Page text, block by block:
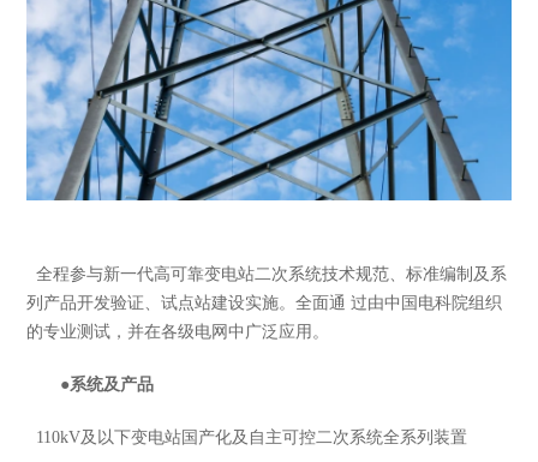
全程参与新一代高可靠变电站二次系统技术规范、标准编制及系
列产品开发验证、试点站建设实施。全面通 过由中国电科院组织
的专业测试，并在各级电网中广泛应用。
●系统及产品
110kV及以下变电站国产化及自主可控二次系统全系列装置